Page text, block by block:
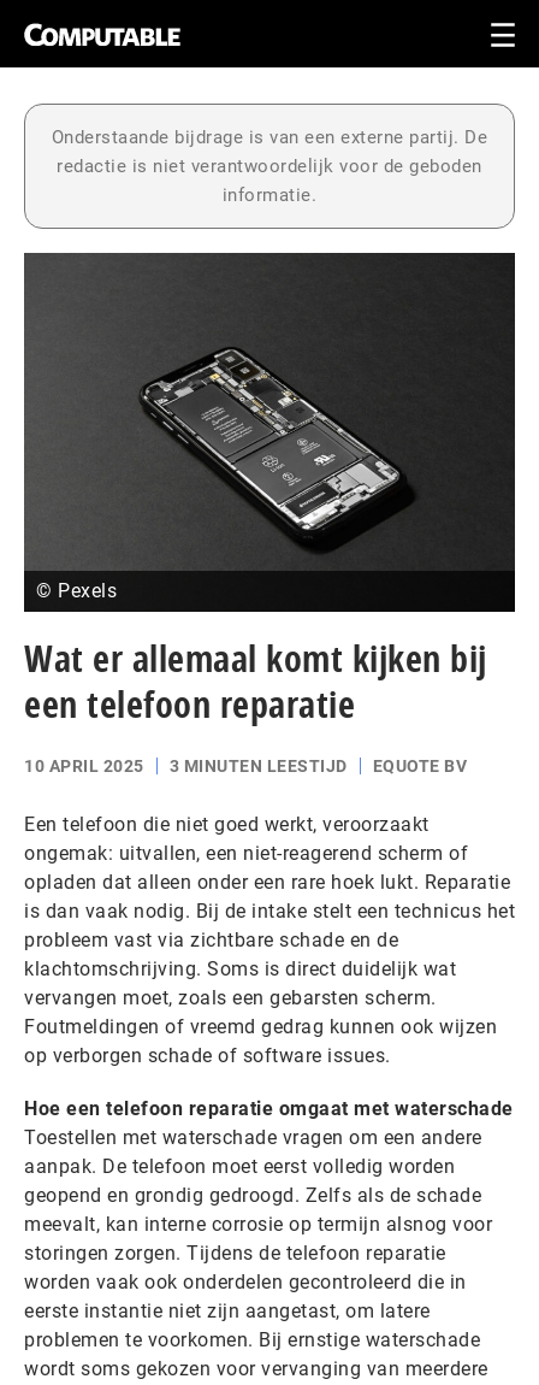
Onderstaande bijdrage is van een externe partij. De
redactie is niet verantwoordelijk voor de geboden
informatie.
© Pexels
Wat er allemaal komt kijken bij
een telefoon reparatie
10 APRIL 2025 3 MINUTEN LEESTIJD EQUOTE BV
Een telefoon die niet goed werkt, veroorzaakt
ongemak: uitvallen, een niet-reagerend scherm of
opladen dat alleen onder een rare hoek lukt. Reparatie
is dan vaak nodig. Bij de intake stelt een technicus het
probleem vast via zichtbare schade en de
klachtomschrijving. Soms is direct duidelijk wat
vervangen moet, zoals een gebarsten scherm.
Foutmeldingen of vreemd gedrag kunnen ook wijzen
op verborgen schade of software issues.
Hoe een telefoon reparatie omgaat met waterschade
Toestellen met waterschade vragen om een andere
aanpak. De telefoon moet eerst volledig worden
geopend en grondig gedroogd. Zelfs als de schade
meevalt, kan interne corrosie op termijn alsnog voor
storingen zorgen. Tijdens de telefoon reparatie
worden vaak ook onderdelen gecontroleerd die in
eerste instantie niet zijn aangetast, om latere
problemen te voorkomen. Bij ernstige waterschade
wordt soms gekozen voor vervanging van meerdere